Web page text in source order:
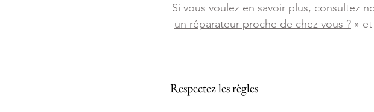
Si vous voulez en savoir plus, consultez
un réparateur proche de chez vous ? » et
Respectez les règles